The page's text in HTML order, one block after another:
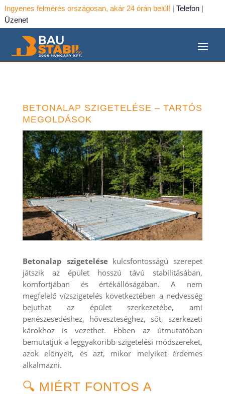
Ingyenes felmérés országosan, akár 24 órán belül! | Telefon|
Üzenet
BETONALAP SZIGETELÉSE – TARTÓS
MEGOLDÁSOK
Betonalap szigetelésekulcsfontosságú szerepet
játszik az épület hosszú távú stabilitásában,
komfortjában és értékállóságában. A nem
megfelelő vízszigetelés következtében a nedvesség
bejuthat az épület szerkezetébe, ami
penészesedéshez, hőveszteséghez, sőt, szerkezeti
károkhoz is vezethet. Ebben az útmutatóban
bemutatjuk a leggyakoribb szigetelési módszereket,
azok előnyeit, és azt, mikor melyiket érdemes
alkalmazni.
🔍 MIÉRT FONTOS A